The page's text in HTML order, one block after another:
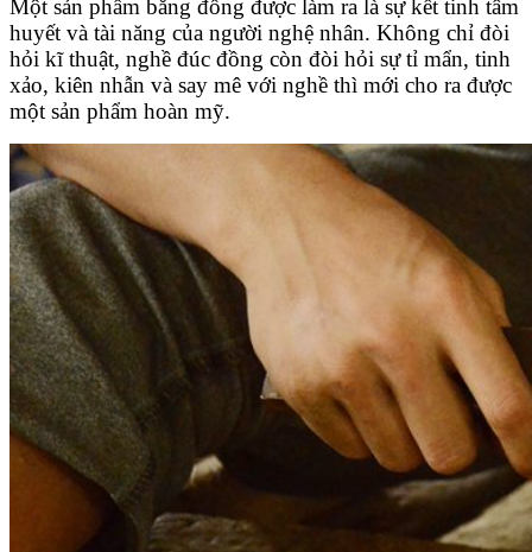
Một sản phẩm bằng đồng được làm ra là sự kết tinh tâm
huyết và tài năng của người nghệ nhân. Không chỉ đòi
hỏi kĩ thuật, nghề đúc đồng còn đòi hỏi sự tỉ mẩn, tinh
xảo, kiên nhẫn và say mê với nghề thì mới cho ra được
một sản phẩm hoàn mỹ.